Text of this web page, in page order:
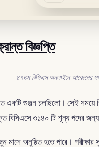
বিজ্ঞপ্তি
৪৭তম বিসিএস অনলাইনে আবেদনের
একটি গুঞ্জন চলছিলো। সেই
৩১৪০ টি শূন্য পদের জন্য
অনুষ্ঠিত হতে পারে। পরীক্ষার